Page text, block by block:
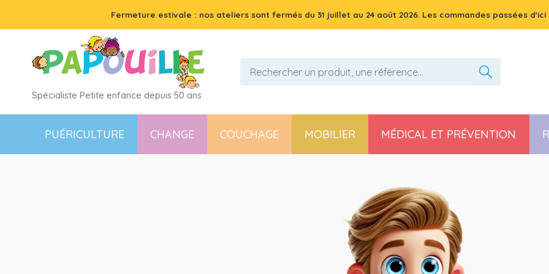
Fermeture estivale : nos ateliers sont fermés du 31 juillet au 24 août 2026. Les commandes passées
Spécialiste Petite enfance depuis 50 ans
PUÉRICULTURE CHANGE COUCHAGE MOBILIER MÉDICAL ET PRÉVENTION